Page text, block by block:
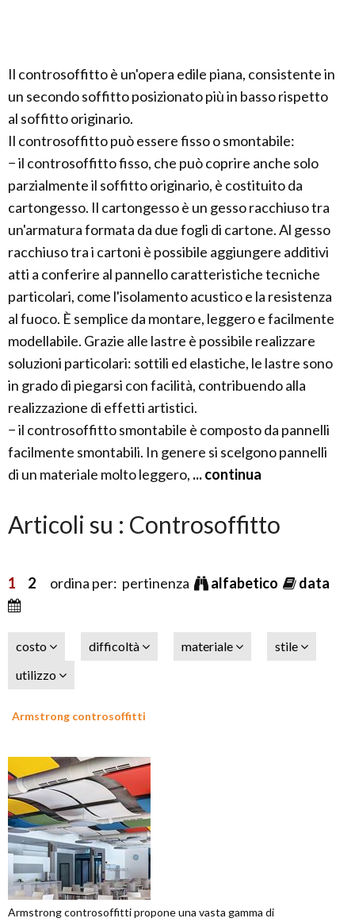
Il controsoffitto è un'opera edile piana, consistente in
un secondo soffitto posizionato più in basso rispetto
al soffitto originario.
Il controsoffitto può essere fisso o smontabile:
− il controsoffitto fisso, che può coprire anche solo
parzialmente il soffitto originario, è costituito da
cartongesso. Il cartongesso è un gesso racchiuso tra
un'armatura formata da due fogli di cartone. Al gesso
racchiuso tra i cartoni è possibile aggiungere additivi
atti a conferire al pannello caratteristiche tecniche
particolari, come l'isolamento acustico e la resistenza
al fuoco. È semplice da montare, leggero e facilmente
modellabile. Grazie alle lastre è possibile realizzare
soluzioni particolari: sottili ed elastiche, le lastre sono
in grado di piegarsi con facilità, contribuendo alla
realizzazione di effetti artistici.
− il controsoffitto smontabile è composto da pannelli
facilmente smontabili. In genere si scelgono pannelli
di un materiale molto leggero, ... continua
Articoli su : Controsoffitto
1 2 ordina per: pertinenza alfabetico data
costo difficoltà materiale
stile
utilizzo
Armstrong controsoffitti
Armstrong controsoffitti propone una vasta gamma di